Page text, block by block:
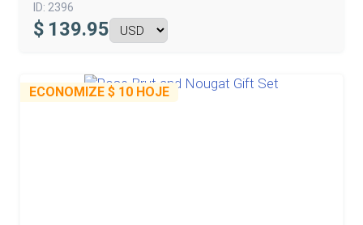
ID: 2396
$ 139.95
ECONOMIZE $ 10 HOJE